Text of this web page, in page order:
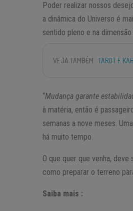
Poder realizar nossos
a dinâmica do Universo é
sentido pleno e na
VEJA TAMBÉM TAROT E
“Mudança garante
à matéria, então é
semanas a nove meses.
há muito tempo.
O que quer que venha,
como preparar o terreno
Saiba mais :